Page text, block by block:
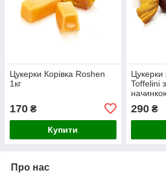
Цукерки Корівка Roshen
1кг
170 ₴
Купити
Цукерки
Toffelini
290₴
Про нас